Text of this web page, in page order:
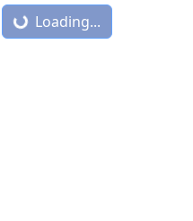
Loading...